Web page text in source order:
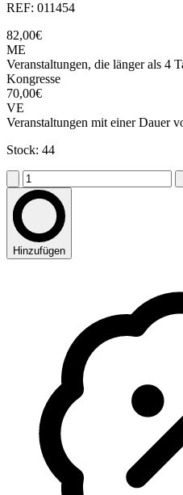
REF: 011454
82,00€
ME
Veranstaltungen, die länger als 4
Kongresse
70,00€
VE
Veranstaltungen mit einer Dauer
Stock: 44
Hinzufügen